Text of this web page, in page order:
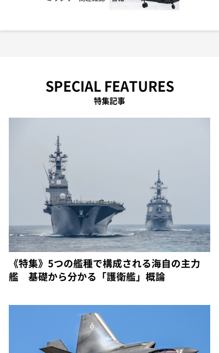
SPECIAL FEATURES
特集記事
《特集》5つの艦種で構成される海自の主力
艦 基礎から分かる「護衛艦」概論